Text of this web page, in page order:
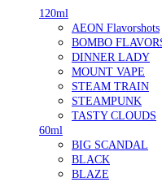
120ml
AEON Flavorshots
BOMBO
DINNER LADY
MOUNT VAPE
STEAM TRAIN
STEAMPUNK
TASTY CLOUDS
60ml
BIG SCANDAL
BLACK
BLAZE